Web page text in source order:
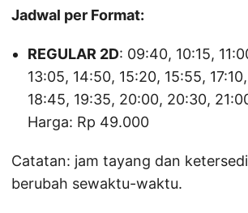
Jadwal per Format:
REGULAR 2D: 09:40, 10:15,
13:05, 14:50, 15:20, 15:55,
18:45, 19:35, 20:00, 20:30,
Harga: Rp 49.000
Catatan: jam tayang dan
berubah sewaktu-waktu.